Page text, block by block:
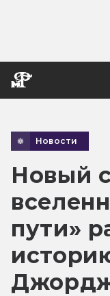
Новости
Новый
пути»